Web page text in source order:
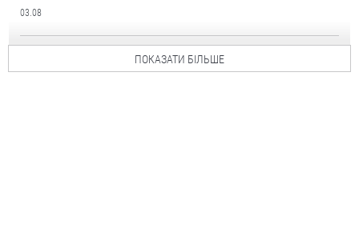
03.08
ПОКАЗАТИ БІЛЬШЕ